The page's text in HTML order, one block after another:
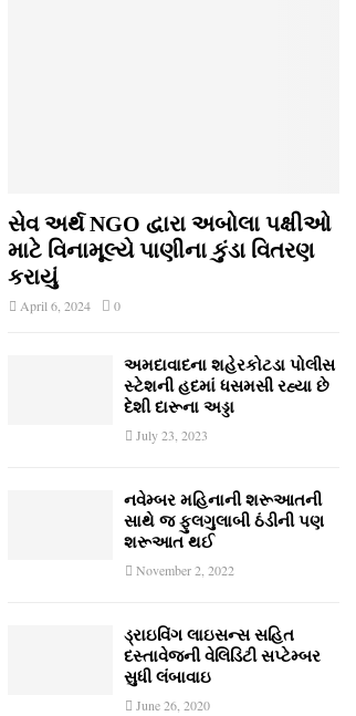
સેવ અર્થ NGO દ્વારા અબોલા પક્ષીઓ
માટે વિનામૂલ્યે પાણીના કુંડા વિતરણ
કરાયું
April 6, 2024 0
અમદાવાદના શહેરકોટડા પોલીસ
સ્ટેશની હદમાં ધસમસી રહ્યા છે
દેશી દારૂના અડ્ડા
July 23, 2023
નવેમ્‍બર મહિનાની શરૂઆતની
સાથે જ ફુલગુલાબી ઠંડીની પણ
શરૂઆત થઈ
November 2, 2022
ડ્રાઇવિંગ લાઇસન્સ સહિત
દસ્તાવેજની વેલિડિટી સપ્ટેમ્બર
સુધી લંબાવાઇ
June 26, 2020